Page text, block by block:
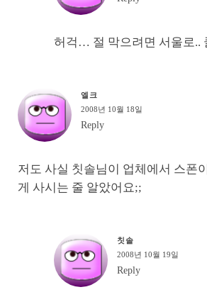
허걱… 절 막으려면 서울로..
엘크
2008년 10월 18일
Reply
저도 사실 칫솔님이 업체에서 스폰
게 사시는 줄 알았어요;;
칫솔
2008년 10월 19일
Reply